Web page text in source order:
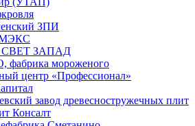
ЗПИ
ЗАПАД
мороженого
центр «Профессионал»
завод древесностружечных плит
Консалт